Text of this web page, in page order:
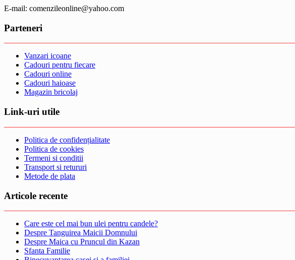
E-mail: comenzileonline@yahoo.com
Parteneri
Vanzari icoane
Cadouri pentru fiecare
Cadouri online
Cadouri haioase
Magazin bricolaj
Link-uri utile
Politica de confidențialitate
Politica de cookies
Termeni si conditii
Transport si retururi
Metode de plata
Articole recente
Care este cel mai bun ulei pentru candele?
Despre Tanguirea Maicii Domnului
Despre Maica cu Pruncul din Kazan
Sfanta Familie